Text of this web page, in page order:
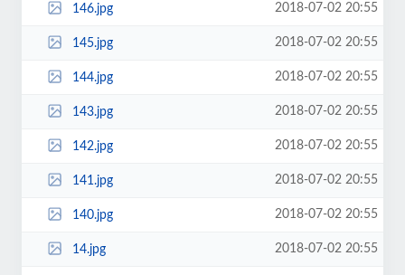
146.jpg 2018-07-02 20:55
145.jpg 2018-07-02 20:55
144.jpg 2018-07-02 20:55
143.jpg 2018-07-02 20:55
142.jpg 2018-07-02 20:55
141.jpg 2018-07-02 20:55
140.jpg 2018-07-02 20:55
14.jpg 2018-07-02 20:55